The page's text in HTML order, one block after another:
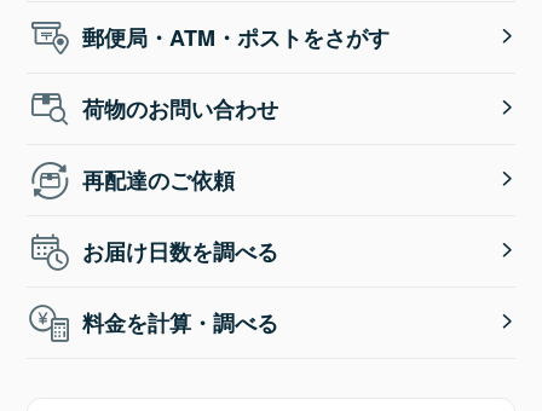
郵便局・ATM・ポストをさがす
荷物のお問い合わせ
再配達のご依頼
お届け日数を調べる
料金を計算・調べる